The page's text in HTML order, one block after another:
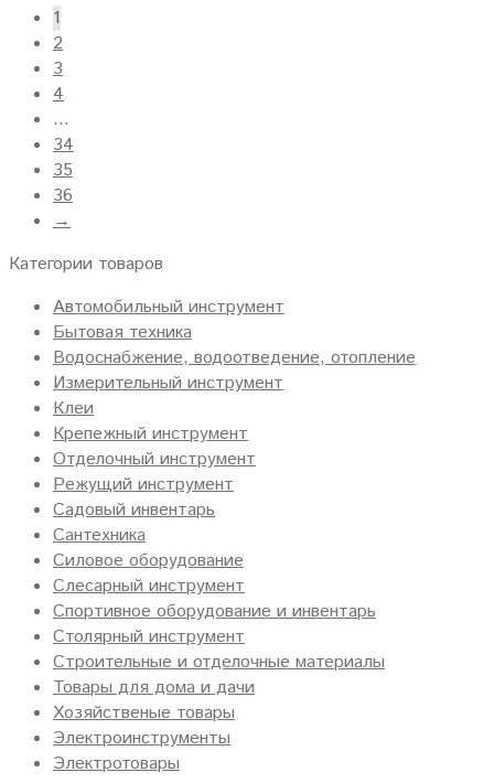
1
2
3
4
…
34
35
36
→
Категории товаров
Автомобильный инструмент
Бытовая техника
Водоснабжение, водоотведение, отопление
Измерительный инструмент
Клеи
Крепежный инструмент
Отделочный инструмент
Режущий инструмент
Садовый инвентарь
Сантехника
Силовое оборудование
Слесарный инструмент
Спортивное оборудование и инвентарь
Столярный инструмент
Строительные и отделочные материалы
Товары для дома и дачи
Хозяйственые товары
Электроинструменты
Электротовары